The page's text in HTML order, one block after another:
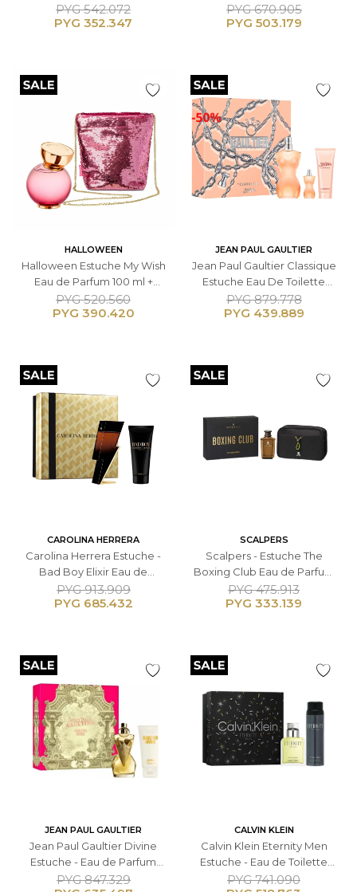
125ml + 50ml - Masculino
PYG 352.347
PYG 542.072
PYG 503.179
PYG 670.905
HALLOWEEN
Halloween Estuche My Wish
Eau de Parfum 100 ml +
monedero
PYG 390.420
PYG 520.560
JEAN PAUL GAULTIER
Jean Paul Gaultier Classique
Estuche Eau De Toilette
100ml + 10ml + Loción
Corporal 75ml - Femenino
PYG 439.889
PYG 879.778
CAROLINA HERRERA
Carolina Herrera Estuche -
Bad Boy Elixir Eau de
Parfum 100ml + Gel de
Ducha 100ml - Masculino
PYG 685.432
PYG 913.909
SCALPERS
Scalpers - Estuche The
Boxing Club Eau de Parfum
125ml + Neceser - Masculino
PYG 333.139
PYG 475.913
JEAN PAUL GAULTIER
Jean Paul Gaultier Divine
Estuche - Eau de Parfum
50ml + Loción Corporal 75ml
PYG 847.329
CALVIN KLEIN
Calvin Klein Eternity Men
Estuche - Eau de Toilette
100ml + Spray Desodorante
PYG 741.090